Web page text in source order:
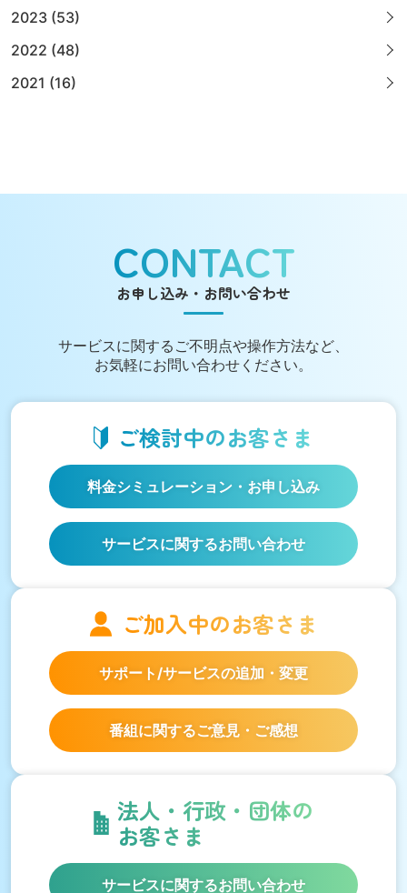
2023 (53)
2022 (48)
2021 (16)
CONTACT
お申し込み・お問い合わせ
サービスに関する ご不明点や操作方法など、
お気軽にお問い合わせください。
ご検討中のお客さま
料金シミュレーション ・お申し込み
サービスに関するお問い合わせ
ご加入中のお客さま
サポート/サービスの追加・変更
番組に関するご意見・ご感想
法人・行政・団体の
お客さま
サービスに関するお問い合わせ